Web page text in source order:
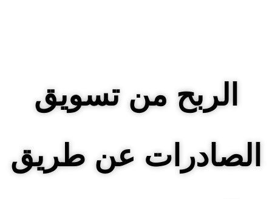
الربح من تسويق
الصادرات عن طريق